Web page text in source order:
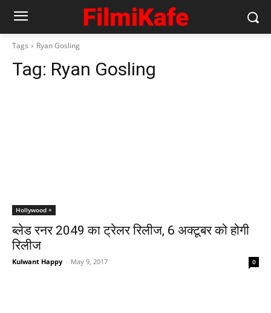
Tags Ryan Gosling
Tag: Ryan Gosling
Hollywood +
ब्लेड रनर 2049 का ट्रेलर रिलीज, 6 अक्‍टूबर को होगी
रिलीज
Kulwant Happy - May 9, 2017 0